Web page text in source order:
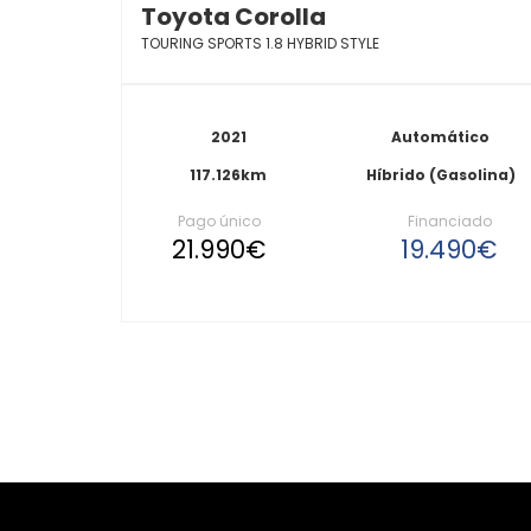
Toyota Corolla
TOURING SPORTS 1.8 HYBRID STYLE
2021
117.126km
Automático
Híbrido (Gasolina)
Pago único
21.990€
Financiado
19.490€